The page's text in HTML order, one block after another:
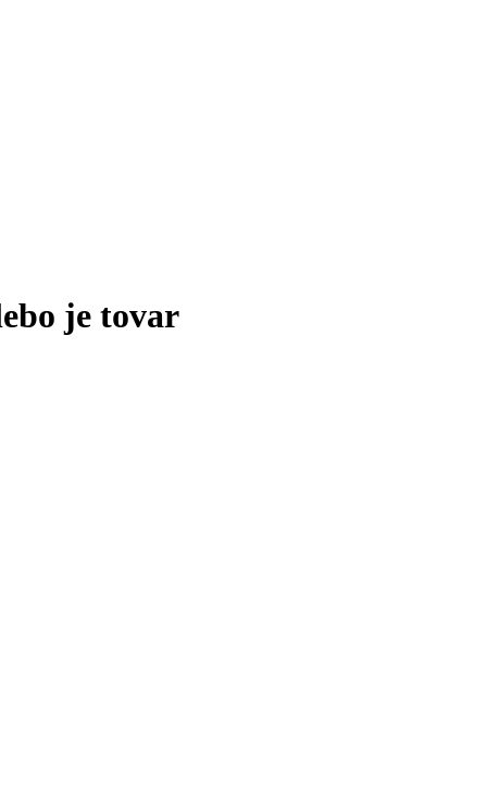
je tovar